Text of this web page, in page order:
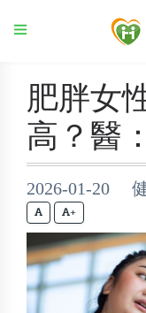
肥胖女
高？醫
2026-01-20
+